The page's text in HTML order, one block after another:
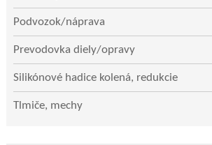
Podvozok/náprava
Prevodovka diely/opravy
Silikónové hadice kolená, redukcie
Tlmiče, mechy